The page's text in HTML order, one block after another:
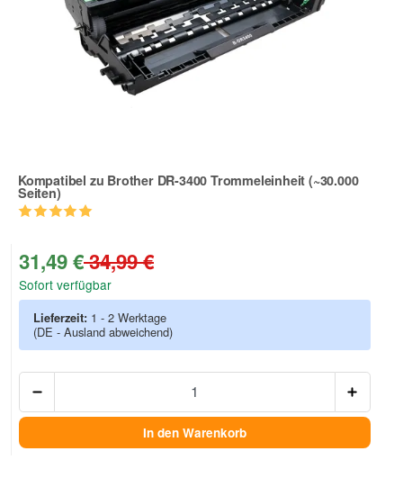
Kompatibel zu Brother DR-3400 Trommeleinheit (~30.000
Seiten)
31,49 €34,99 €
Sofort verfügbar
Lieferzeit: 1 - 2 Werktage
(DE - Ausland abweichend)
In den Warenkorb